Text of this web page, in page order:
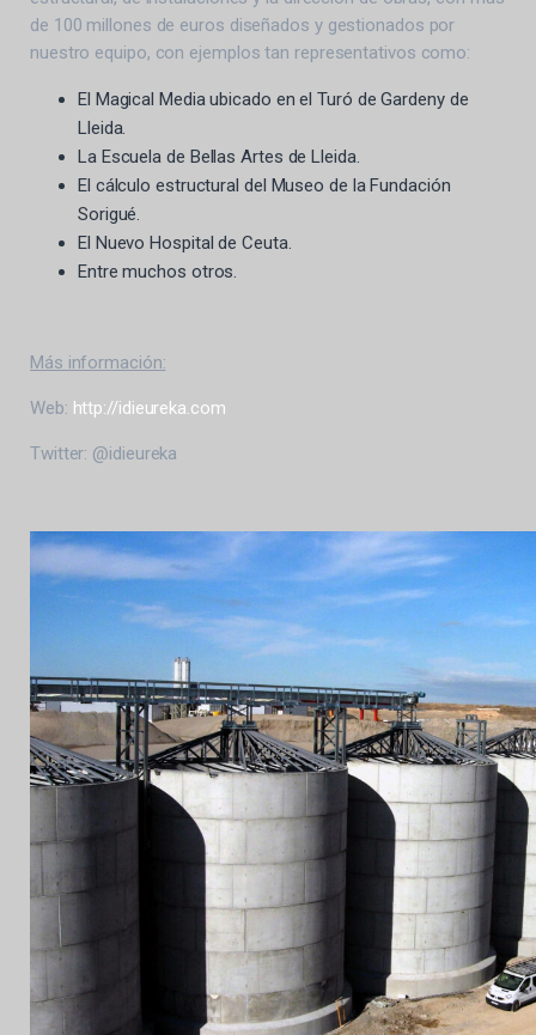
de 100 millones de euros diseñados y gestionados por
nuestro equipo, con ejemplos tan representativos como:
El Magical Media ubicado en el Turó de Gardeny de
Lleida.
La Escuela de Bellas Artes de Lleida.
El cálculo estructural del Museo de la Fundación
Sorigué.
El Nuevo Hospital de Ceuta.
Entre muchos otros.
Más información:
Web: http://idieureka.com
Twitter: @idieureka